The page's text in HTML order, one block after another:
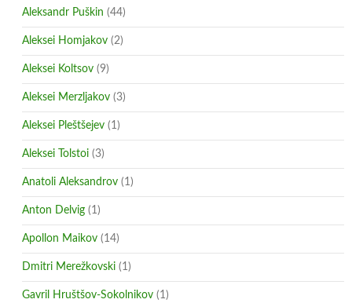
Aleksandr Puškin (44)
Aleksei Homjakov (2)
Aleksei Koltsov (9)
Aleksei Merzljakov (3)
Aleksei Pleštšejev (1)
Aleksei Tolstoi (3)
Anatoli Aleksandrov (1)
Anton Delvig (1)
Apollon Maikov (14)
Dmitri Merežkovski (1)
Gavril Hruštšov-Sokolnikov (1)